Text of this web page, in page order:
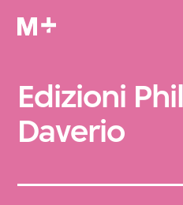
Edizioni
Daverio